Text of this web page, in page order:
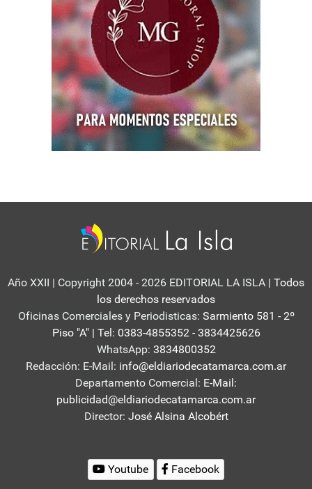
Año XXII | Copyright 2004 - 2026 EDITORIAL LA ISLA | Todos
los derechos reservados
Oficinas Comerciales y Periodisticas: Sarmiento 581 - 2º
Piso "A" | Tel: 0383-4855352 - 3834425626
WhatsApp: 3834800352
Redacción: E-Mail: info@eldiariodecatamarca.com.ar
Departamento Comercial: E-Mail:
publicidad@eldiariodecatamarca.com.ar
Director: José Alsina Alcobért
Youtube Facebook